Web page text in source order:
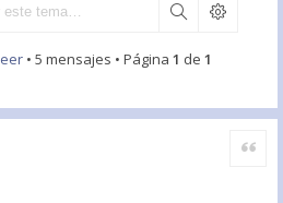
• 5 mensajes • Página 1 de 1
Citar